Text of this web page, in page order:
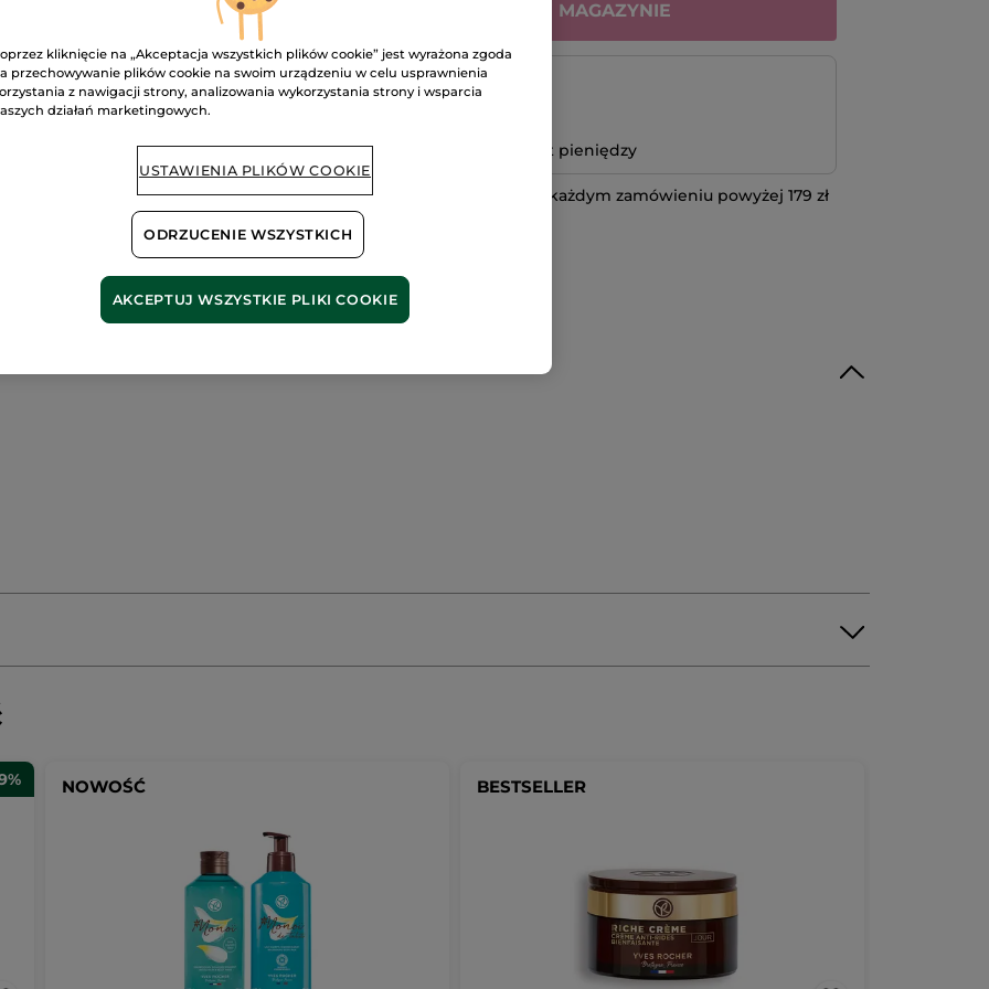
BRAK W MAGAZYNIE
Satysfakcja albo zwrot pieniędzy
Darmowa wysyłka przy każdym zamówieniu powyżej 179 zł
DOWIEDZ SIĘ WIĘCEJ
NOWOŚĆ BESTSELLER
kliknięcie na „Akceptacja wszystkich plików cookie” jest wyrażona zgoda
przechowywanie plików cookie na swoim urządzeniu w celu usprawnienia
z nawigacji strony, analizowania wykorzystania strony i wsparcia
działań marketingowych.
USTAWIENIA PLIKÓW COOKIE
ODRZUCENIE WSZYSTKICH
AKCEPTUJ WSZYSTKIE PLIKI COOKIE